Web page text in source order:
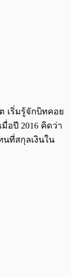
เริ่มรู้จักบิทคอย
อปี 2016 คิดว่า
นที่สกุลเงินใน